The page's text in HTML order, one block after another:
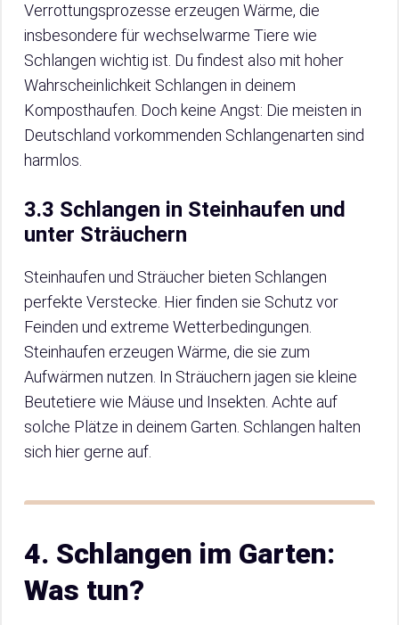
Verrottungsprozesse erzeugen Wärme, die
insbesondere für wechselwarme Tiere wie
Schlangen wichtig ist. Du findest also mit hoher
Wahrscheinlichkeit Schlangen in deinem
Komposthaufen. Doch keine Angst: Die meisten in
Deutschland vorkommenden Schlangenarten sind
harmlos.
3.3 Schlangen in Steinhaufen und
unter Sträuchern
Steinhaufen und Sträucher bieten Schlangen
perfekte Verstecke. Hier finden sie Schutz vor
Feinden und extreme Wetterbedingungen.
Steinhaufen erzeugen Wärme, die sie zum
Aufwärmen nutzen. In Sträuchern jagen sie kleine
Beutetiere wie Mäuse und Insekten. Achte auf
solche Plätze in deinem Garten. Schlangen halten
sich hier gerne auf.
4. Schlangen im Garten:
Was tun?